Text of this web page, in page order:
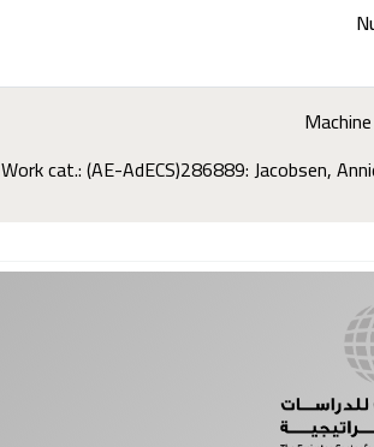
Work cat.: (AE-AdECS)286889: Jacobsen,